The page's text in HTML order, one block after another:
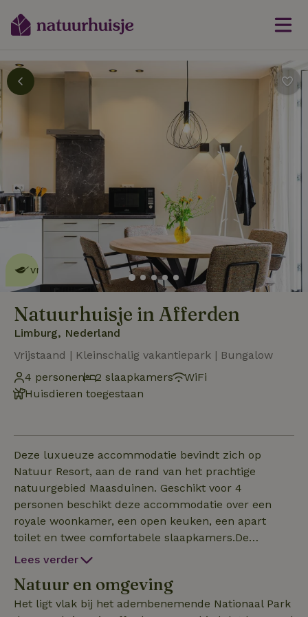
Dit natuurhuisje is eco-
vriendelijklees meer
Natuurhuisje in Afferden
Limburg, Nederland
Vrijstaand | Kleinschalig vakantiepark | Bungalow
4 personen
2 slaapkamers
WiFi
Huisdieren toegestaan
Deze luxueuze accommodatie bevindt zich op
Natuur Resort, aan de rand van het prachtige
natuurgebied Maasduinen. Geschikt voor 4
personen beschikt deze accommodatie over een
royale woonkamer, een open keuken, een apart
toilet en twee comfortabele slaapkamers.De
woonkamer is voorzien van een eettafel en een
deuren brengen de natuur naar binnen en leiden
naar een ruim terras van maar liefst 30m2. Beide
Lees verder
Natuur en omgeving
Het ligt vlak bij het adembenemende Nationaal Park